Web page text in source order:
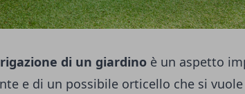
di un giardino è un aspetto
e di un possibile orticello che si